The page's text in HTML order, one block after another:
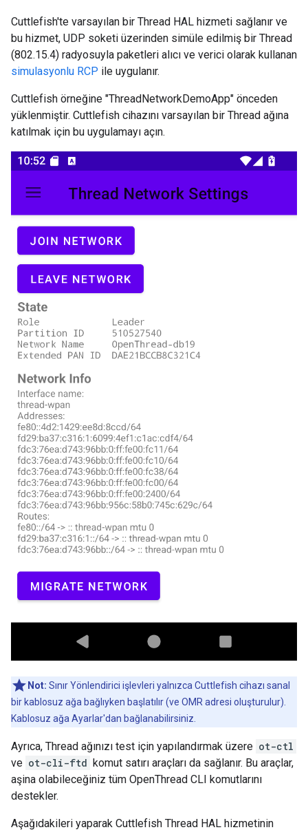
Cuttlefish'te varsayılan bir Thread HAL hizmeti sağlanır ve
bu hizmet, UDP soketi üzerinden simüle edilmiş bir Thread
(802.15.4) radyosuyla paketleri alıcı ve verici olarak kullanan
simulasyonlu RCP ile uygulanır.
Cuttlefish örneğine "ThreadNetworkDemoApp" önceden
yüklenmiştir. Cuttlefish cihazını varsayılan bir Thread ağına
katılmak için bu uygulamayı açın.
Not: Sınır Yönlendirici işlevleri yalnızca Cuttlefish cihazı sanal
bir kablosuz ağa bağlıyken başlatılır (ve OMR adresi oluşturulur).
Kablosuz ağa Ayarlar'dan bağlanabilirsiniz.
Ayrıca, Thread ağınızı test için yapılandırmak üzere ot-ctl
ve ot-cli-ftd komut satırı araçları da sağlanır. Bu araçlar,
aşina olabileceğiniz tüm OpenThread CLI komutlarını
destekler.
Aşağıdakileri yaparak Cuttlefish Thread HAL hizmetinin